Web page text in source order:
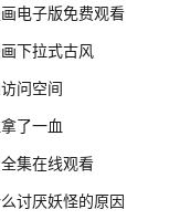
电子版免费观看
下拉式古风
问空间
了一血
集在线观看
讨厌妖怪的原因